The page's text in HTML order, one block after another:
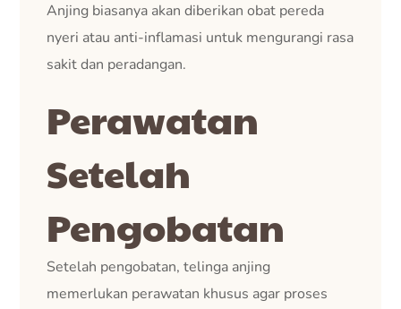
Anjing biasanya akan diberikan obat pereda
nyeri atau anti-inflamasi untuk mengurangi rasa
sakit dan peradangan.
Perawatan
Setelah
Pengobatan
Setelah pengobatan, telinga anjing
memerlukan perawatan khusus agar proses